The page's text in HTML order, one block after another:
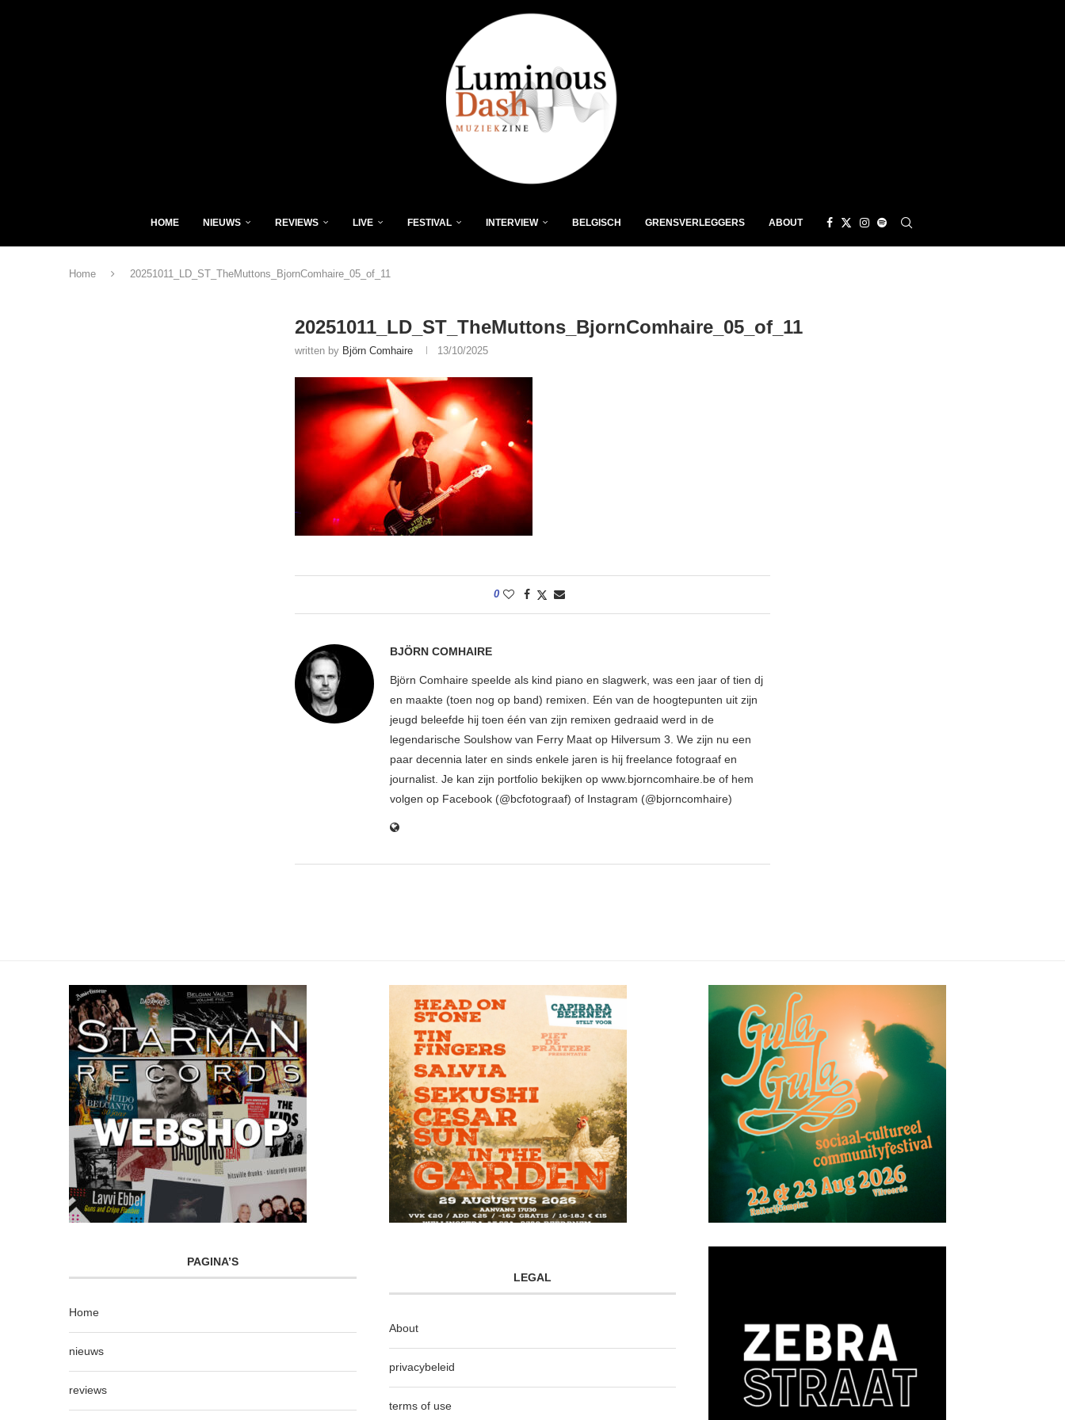
HOME NIEUWS REVIEWS LIVE FESTIVAL INTERVIEW BELGISCH GRENSVERLEGGERS ABOUT
Home 20251011_LD_ST_TheMuttons_BjornComhaire_05_of_11
20251011_LD_ST_TheMuttons_BjornComhaire_05_of_11
written by Björn Comhaire 13/10/2025
0
BJÖRN COMHAIRE
Björn Comhaire speelde als kind piano en slagwerk, was een jaar of tien dj
en maakte (toen nog op band) remixen. Eén van de hoogtepunten uit zijn
jeugd beleefde hij toen één van zijn remixen gedraaid werd in de
legendarische Soulshow van Ferry Maat op Hilversum 3. We zijn nu een
paar decennia later en sinds enkele jaren is hij freelance fotograaf en
journalist. Je kan zijn portfolio bekijken op www.bjorncomhaire.be of hem
volgen op Facebook (@bcfotograaf) of Instagram (@bjorncomhaire)
PAGINA’S
Home
nieuws
reviews
LEGAL
About
privacybeleid
terms of use